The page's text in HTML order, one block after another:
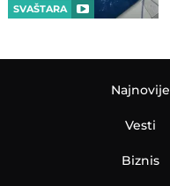
SVAŠTARA
Najnovije
Vesti
Biznis